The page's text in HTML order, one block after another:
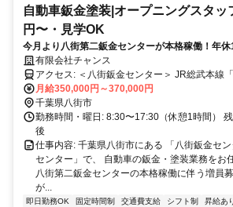
自動車鈑金塗装|オープニングスタッ
円〜・見学OK
今月より八街第二鈑金センターが本格稼働！年
昼食代支給あり/新しい設備で技術を活かせる鈑
有限会社チャンス
アクセス: ＜八街鈑金センター＞ JR総武本線「八街駅」より車で約15
分 ＜八街第二鈑金センター＞ JR総武本線「
月給350,000円～370,000円
千葉県八街市
勤務時間・曜日: 8:30〜17:30（休憩1時間）
後
仕事内容: 千葉県八街市にある 「八街鈑金セ
センター」で、 自動車の鈑金・塗装業務をお
八街第二鈑金センターの本格稼働に伴う増員
が...
即日勤務OK 固定時間制 交通費支給 シフト制 昇給あ